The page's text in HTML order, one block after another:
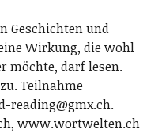
Geschichten und
Wirkung, die wohl
möchte, darf lesen.
Teilnahme
reading@gmx.ch.
www.wortwelten.ch